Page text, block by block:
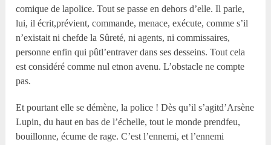
comique de lapolice. Tout se passe en dehors d’elle. Il parle,
lui, il écrit,prévient, commande, menace, exécute, comme s’il
n’existait ni chefde la Sûreté, ni agents, ni commissaires,
personne enfin qui pûtl’entraver dans ses desseins. Tout cela
est considéré comme nul etnon avenu. L’obstacle ne compte
pas.
Et pourtant elle se démène, la police ! Dès qu’il s’agitd’Arsène
Lupin, du haut en bas de l’échelle, tout le monde prendfeu,
bouillonne, écume de rage. C’est l’ennemi, et l’ennemi